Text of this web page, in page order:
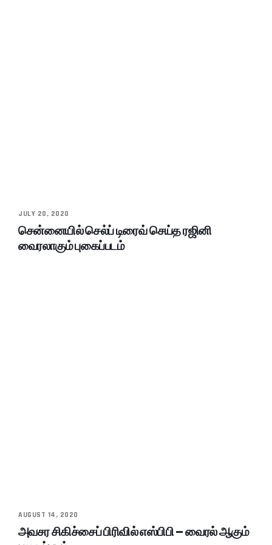
JULY 20, 2020
சென்னையில் செல்ப் டிரைவ் செய்த ரஜினி
வைரலாகும் புகைப்படம்
AUGUST 14, 2020
அவசர சிகிச்சைப் பிரிவில் எஸ்பிபி – வைரல் ஆகும்